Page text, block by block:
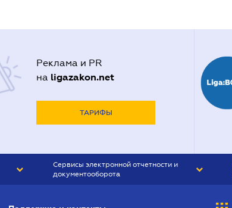
Реклама и PR
на ligazakon.net
ТАРИФЫ
Сервисы электронной отчетности и
документооборота